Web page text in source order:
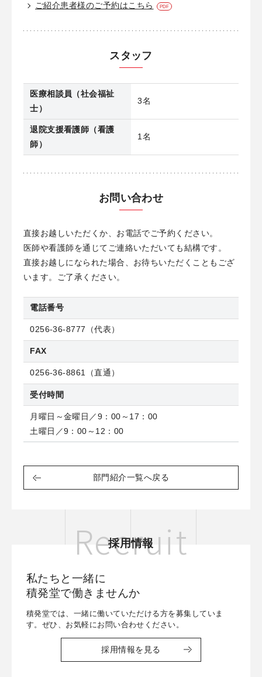
ご紹介患者様のご予約はこちら
スタッフ
医療相談員（社会福祉
士）
3名
退院支援看護師（看護
師）
1名
お問い合わせ
直接お越しいただくか、お電話でご予約ください。
医師や看護師を通じてご連絡いただいても結構です。
直接お越しになられた場合、お待ちいただくこともござ
います。ご了承ください。
電話番号
0256-36-8777 （代表）
FAX
0256-36-8861（直通）
受付時間
月曜日～金曜日／9：00～17：00
土曜日／9：00～12：00
部門紹介一覧へ戻る
採用情報
Recruit
私たちと一緒に
積発堂で働きませんか
積発堂では、一緒に働いていただける方を募集していま
す。ぜひ、お気軽にお問い合わせください。
採用情報を見る